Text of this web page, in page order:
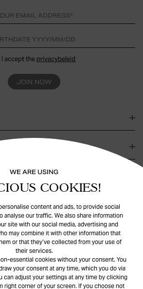
WE ARE USING
COOKIES!
content and ads, to provide social
analyse our traffic. We also share information
site with our social media, advertising and
may combine it with other information that
or that they’ve collected from your use of
their services.
essential cookies without your consent. You
your consent at any time, which you do via
can adjust your settings at any time by clicking
right corner of your screen. If you choose not
I accept the privacybeleid
JOIN NOW
Safira2026. All rights reserved.